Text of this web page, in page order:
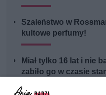
Szaleństwo w
kultowe perfumy!
Miał tylko 16 lat i nie
zabiło go w czasie